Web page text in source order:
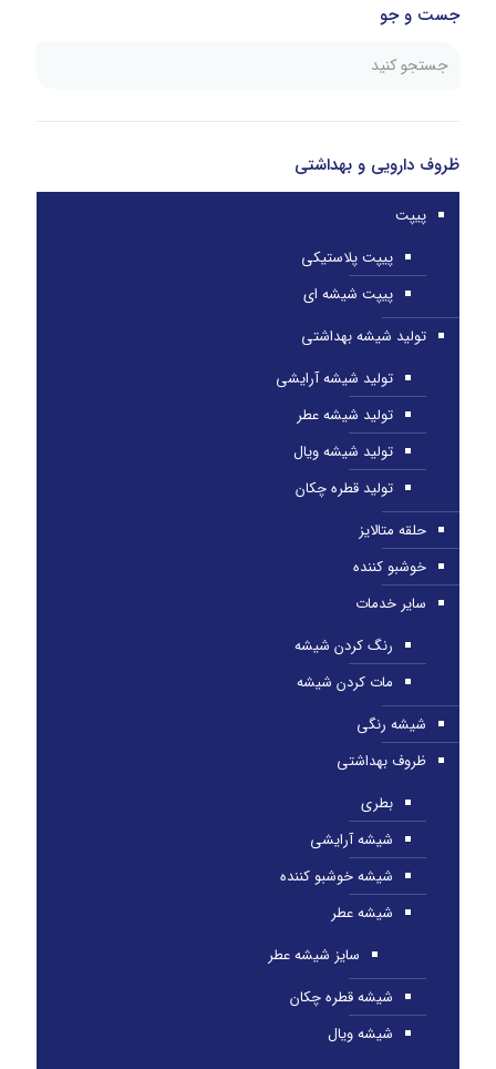
جست و جو
ظروف دارویی و بهداشتی
پیپت
پیپت پلاستیکی
پیپت شیشه ای
تولید شیشه بهداشتی
تولید شیشه آرایشی
تولید شیشه عطر
تولید شیشه ویال
تولید قطره چکان
حلقه متالایز
خوشبو کننده
سایر خدمات
رنگ کردن شیشه
مات کردن شیشه
شیشه رنگی
ظروف بهداشتی
بطری
شیشه آرایشی
شیشه خوشبو کننده
شیشه عطر
سایز شیشه عطر
شیشه قطره چکان
شیشه ویال